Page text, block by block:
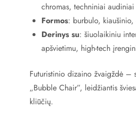
chromas, techniniai audiniai
Formos: burbulo, kiaušinio,
Derinys su: šiuolaikiniu
apšvietimu, high-tech
Futuristinio dizaino žvaigždė –
„Bubble Chair”, leidžiantis
kliūčių.